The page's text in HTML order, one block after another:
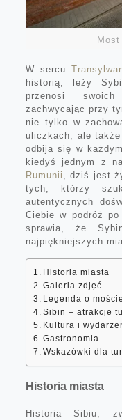
W sercu
historią, leży
przenosi
zachwycając przy
nie tylko w
uliczkach, ale
odbija się w
kiedyś jednym z
Rumunii
, dziś jest
tych, którzy
autentycznych
Ciebie w podróż
sprawia, że
najpiękniejszych
Historia miasta
Galeria zdjęć
Legenda o
Sibin – atrakcje
Kultura i
Gastronomia
Wskazówki dla
Historia miasta
Historia Sibiu,